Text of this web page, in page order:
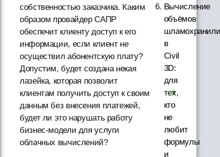
собственностью заказчика. Каким
образом провайдер САПР
обеспечит клиенту доступ к его
информации, если клиент не
осуществил абонентскую плату?
Допустим, будет создана некая
лазейка, которая позволит
клиентам получить доступ к своим
данным без внесения платежей,
будет ли это нарушать работу
бизнес-модели для услуги
облачных вычислений?
Вычисление
объёмов
в
Civil
3D:
для
тех,
кто
не
любит
формулы
и